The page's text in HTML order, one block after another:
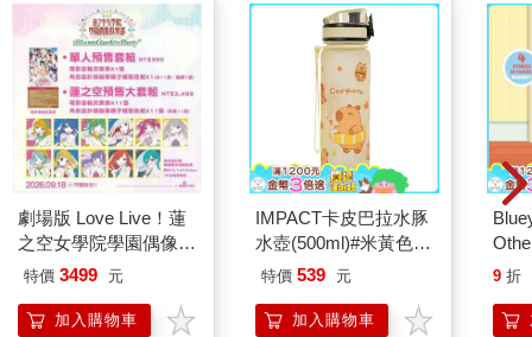
迭，天空變幻著藍色、紫色、粉紅色和綠色，彷彿是在極圈裡面
看著極光。不同的是，這裡的平均氣溫攝氏二十七度，水溫三十
度，空氣濕度為六十．七％。所謂的「天空」其實是被投影在面
積高達兩萬平方公尺、懸掛在世界上最大的無支撐穹頂內的一塊
大銀幕上。這座龐大的建築位於布蘭登堡邦南部，有著全歐洲最
大的室內熱帶雨林，它是熱帶島度假樂園的一部分。這個地方非
比尋常，它的歷史、對熱帶環境的模擬，以及遊客的真實體驗都
令人感到驚奇。
這棟大房子最早是為了現代化的空運飛船工程而建設的。1996
年，CargoLifter AG公司成立，他們的目標是要用飛船取代貨船來
運輸貨物。他們在史普雷森林（Spreewald）和柏林之間找到了建
場，戰後長期被蘇聯紅軍占用，直到1990年。1998年8月，
劇場版 Love Live！蓮
之空女學院學園偶像俱
樂部 Bloom Garden
組
特價 3499 元
加入購物車
IMPACT卡皮巴拉水豚
水壺(500ml)#米黃色
IM00B18YL
特價 539 元
加入購物車
9 折